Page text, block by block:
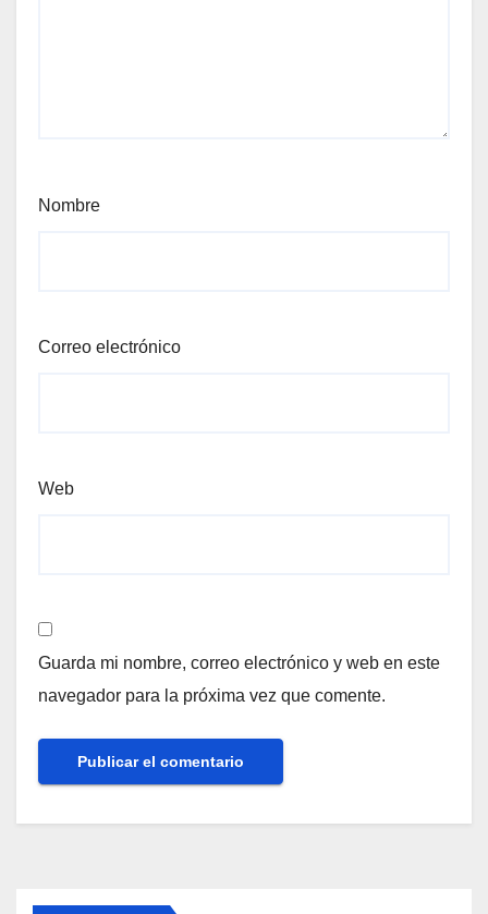
Nombre
Correo electrónico
Web
Guarda mi nombre, correo electrónico y web en este
navegador para la próxima vez que comente.